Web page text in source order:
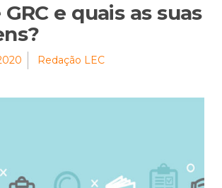
e quais as suas
Redação LEC